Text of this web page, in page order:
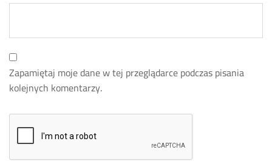
Zapamiętaj moje dane w tej przeglądarce podczas pisania
kolejnych komentarzy.